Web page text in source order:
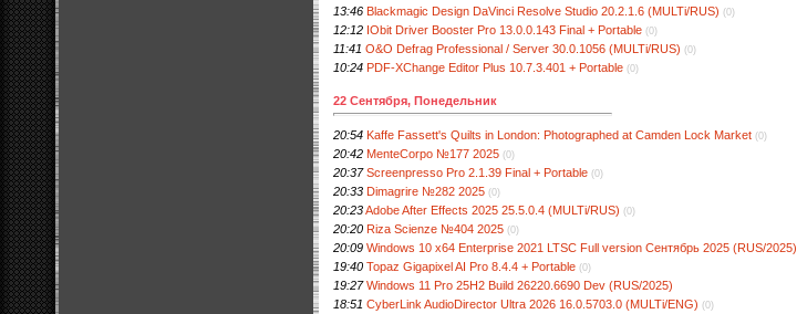
13:46 Blackmagic Design DaVinci Resolve Studio 20.2.1.6 (MULTi/RUS) (0)
12:12 IObit Driver Booster Pro 13.0.0.143 Final + Portable (0)
11:41 O&O Defrag Professional / Server 30.0.1056 (MULTi/RUS) (0)
10:24 PDF-XChange Editor Plus 10.7.3.401 + Portable (0)
22 Сентября, Понедельник
20:54 Kaffe Fassett's Quilts in London: Photographed at Camden Lock Market (0)
20:42 MenteCorpo №177 2025 (0)
20:37 Screenpresso Pro 2.1.39 Final + Portable (0)
20:33 Dimagrire №282 2025 (0)
20:23Adobe After Effects 2025 25.5.0.4 (MULTi/RUS) (0)
20:20 Riza Scienze №404 2025 (0)
20:09 Windows 10 x64 Enterprise 2021 LTSC Full version Сентябрь 2025 (RUS/2025)
19:40 Topaz Gigapixel AI Pro 8.4.4 + Portable (0)
19:27 Windows 11 Pro 25H2 Build 26220.6690 Dev (RUS/2025)
18:51 CyberLink AudioDirector Ultra 2026 16.0.5703.0 (MULTi/ENG) (0)